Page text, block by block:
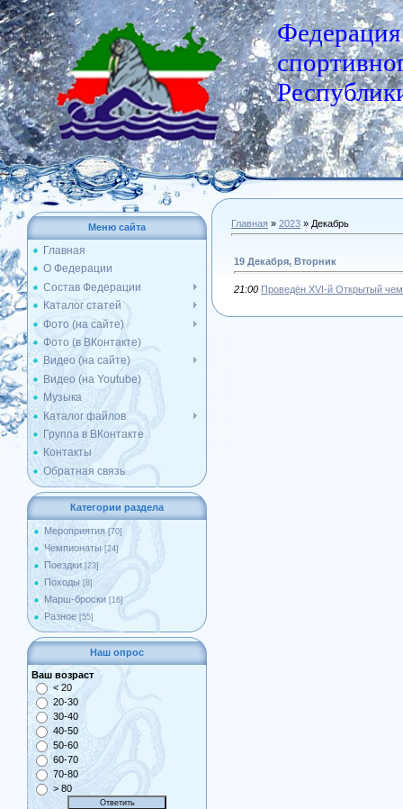
Федерация
Меню сайта
Главная
О Федерации
Состав Федерации
Каталог статей
Фото (на сайте)
Фото (в ВКонтакте)
Видео (на сайте)
Видео (на Youtube)
Музыка
Каталог файлов
Группа в ВКонтакте
Контакты
Обратная связь
Категории раздела
Мероприятия [70]
Чемпионаты [24]
Поездки [23]
Походы [8]
Марш-броски [16]
Разное [55]
Наш опрос
Ваш возраст
< 20
20-30
30-40
40-50
50-60
60-70
70-80
> 80
Главная » 2023 » Декабрь
19 Декабря, Вторник
21:00 Проведён XVI-й Открытый